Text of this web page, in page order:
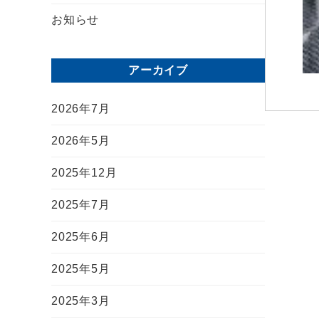
お知らせ
アーカイブ
2026年7月
2026年5月
2025年12月
2025年7月
2025年6月
2025年5月
2025年3月